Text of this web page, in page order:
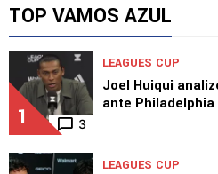
TOP VAMOS AZUL
1 3
LEAGUES CUP
Joel Huiqui
ante Philadelphia
LEAGUES CUP